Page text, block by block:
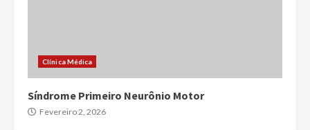
Clínica Médica
Síndrome Primeiro Neurônio Motor
Fevereiro 2, 2026